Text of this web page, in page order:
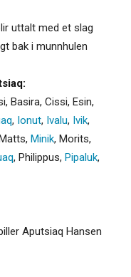
uttalt med et slag
bak i munnhulen
, Basira, Cissi, Esin,
, Ionut, Ivalu, Ivik,
, Minik, Morits,
, Philippus, Pipaluk,
Aputsiaq Hansen